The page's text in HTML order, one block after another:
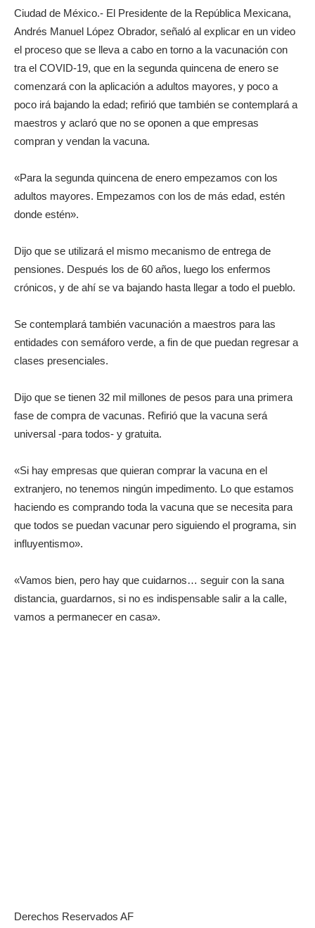
Ciudad de México.- El Presidente de la República Mexicana,
Andrés Manuel López Obrador, señaló al explicar en un video
el proceso que se lleva a cabo en torno a la vacunación con
tra el COVID-19, que en la segunda quincena de enero se
comenzará con la aplicación a adultos mayores, y poco a
poco irá bajando la edad; refirió que también se contemplará a
maestros y aclaró que no se oponen a que empresas
compran y vendan la vacuna.
«Para la segunda quincena de enero empezamos con los
adultos mayores. Empezamos con los de más edad, estén
donde estén».
Dijo que se utilizará el mismo mecanismo de entrega de
pensiones. Después los de 60 años, luego los enfermos
crónicos, y de ahí se va bajando hasta llegar a todo el pueblo.
Se contemplará también vacunación a maestros para las
entidades con semáforo verde, a fin de que puedan regresar a
clases presenciales.
Dijo que se tienen 32 mil millones de pesos para una primera
fase de compra de vacunas. Refirió que la vacuna será
universal -para todos- y gratuita.
«Si hay empresas que quieran comprar la vacuna en el
extranjero, no tenemos ningún impedimento. Lo que estamos
haciendo es comprando toda la vacuna que se necesita para
que todos se puedan vacunar pero siguiendo el programa, sin
influyentismo».
«Vamos bien, pero hay que cuidarnos… seguir con la sana
distancia, guardarnos, si no es indispensable salir a la calle,
vamos a permanecer en casa».
Derechos Reservados AF